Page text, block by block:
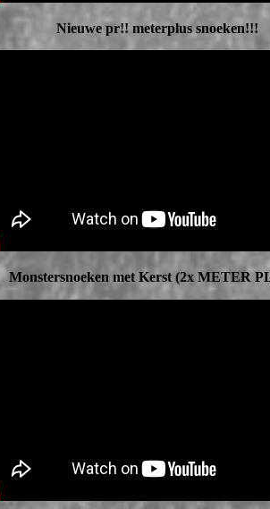
Nieuwe pr!! meterplus snoeken!!!
Monstersnoeken met Kerst (2x METER